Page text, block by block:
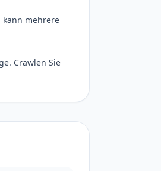
kann mehrere
Crawlen Sie